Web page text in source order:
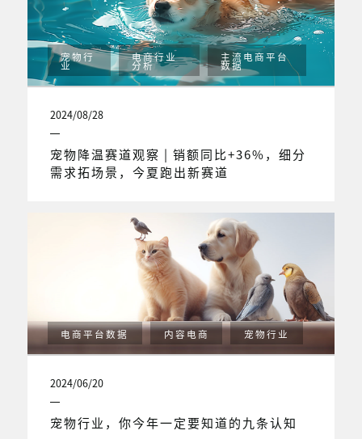
宠物行
业
电商行业
分析
主流电商平台
数据
2024/08/28
宠物降温赛道观察 | 销额同比+36%，细分
需求拓场景，今夏跑出新赛道
电商平台数据 内容电商 宠物行业
2024/06/20
宠物行业，你今年一定要知道的九条认知